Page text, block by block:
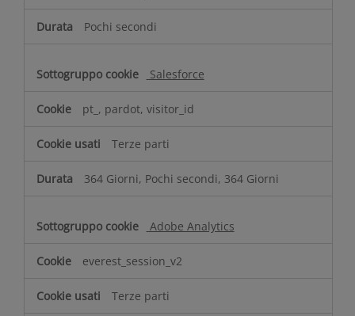
Pochi secondi
Salesforce
pt_, pardot, visitor_id
Terze parti
364 Giorni, Pochi secondi, 364 Giorni
Adobe Analytics
everest_session_v2
Terze parti